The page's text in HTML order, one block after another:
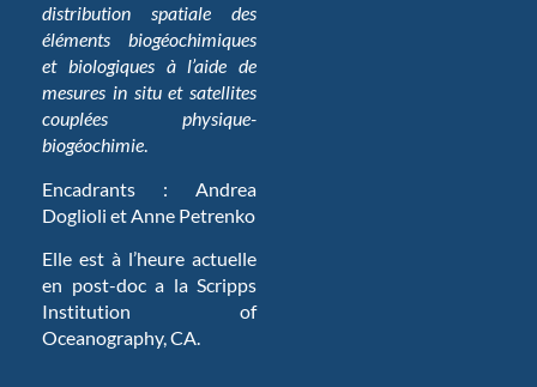
distribution spatiale des
éléments biogéochimiques
et biologiques à l’aide de
mesures in situ et satellites
couplées physique-
biogéochimie.
Encadrants : Andrea
Doglioli et Anne Petrenko
Elle est à l’heure actuelle
en post-doc a la Scripps
Institution of
Oceanography, CA.